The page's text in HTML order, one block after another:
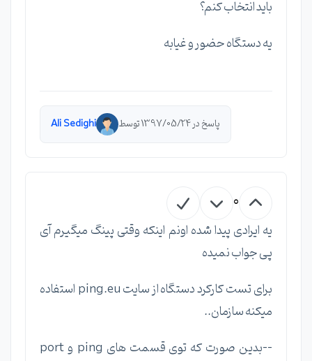
باید انتخاب کنم؟
یه دستگاه حضور و غیابه
پاسخ در 1397/05/24 توسط Ali Sedighi
0
یه ایرادی پیدا شده اونم اینکه وقتی پینگ میگیرم آی
پی جواب نمیده
برای تست کارکرد دستگاه از سایت ping.eu استفاده
میکنه سازمان..
--بدین صورت که توی قسمت های ping و port